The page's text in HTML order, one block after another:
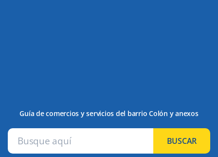
Guía de comercios y servicios del barrio Colón y anexos
BUSCAR